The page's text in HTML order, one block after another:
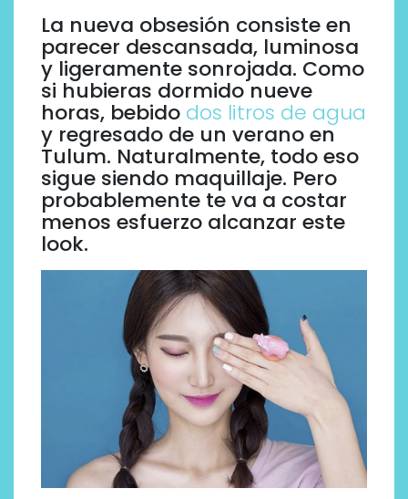
La nueva obsesión consiste en
parecer descansada, luminosa
y ligeramente sonrojada. Como
si hubieras dormido nueve
horas, bebido dos litros de agua
y regresado de un verano en
Tulum. Naturalmente, todo eso
sigue siendo maquillaje. Pero
probablemente te va a costar
menos esfuerzo alcanzar este
look.